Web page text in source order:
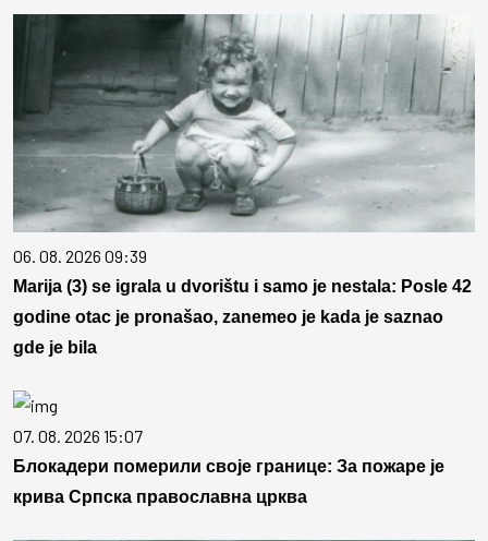
06. 08. 2026 09:39
Marija (3) se igrala u dvorištu i samo je nestala: Posle 42
godine otac je pronašao, zanemeo je kada je saznao
gde je bila
07. 08. 2026 15:07
Блокадери померили своје границе: За пожаре је
крива Српска православна црква